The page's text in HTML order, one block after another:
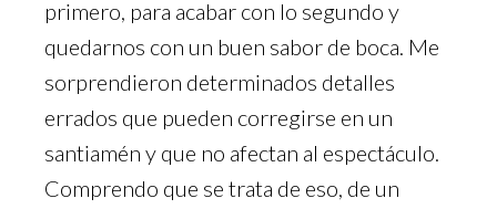
primero, para acabar con lo segundo y
quedarnos con un buen sabor de boca. Me
sorprendieron determinados detalles
errados que pueden corregirse en un
santiamén y que no afectan al espectáculo.
Comprendo que se trata de eso, de un